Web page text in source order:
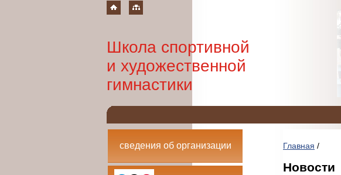
Школа спортивной
и художественной
гимнастики
сведения об организации Главная /
Новости